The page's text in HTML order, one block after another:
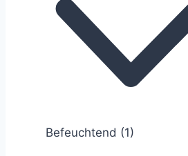
Befeuchtend (1)